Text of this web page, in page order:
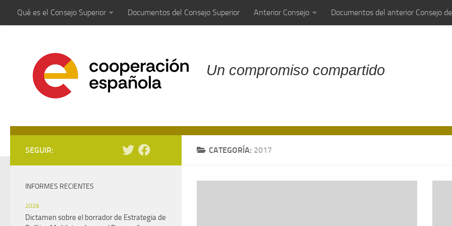
Saltar al contenido
Qué es el Consejo Superior Documentos del Consejo Superior Anterior Consejo Documentos del anterior Consejo
Un compromiso compartido
CATEGORÍA: 2017
SEGUIR:
INFORMES RECIENTES
2026
Dictamen sobre el borrador de Estrategia de